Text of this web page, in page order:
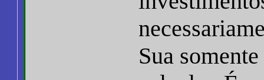
Sua